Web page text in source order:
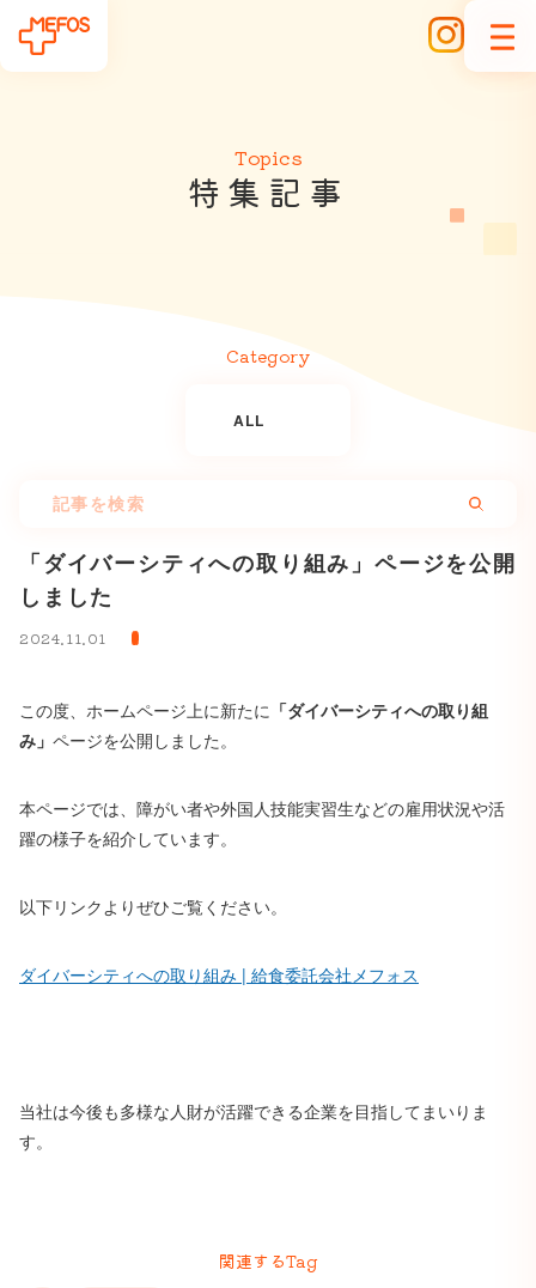
Topics
特 集 記 事
Category
ALL
「ダイバーシティへの取り組み」ページを公開
しました
2024.11.01
この度、ホームページ上に新たに 「ダイバーシティへの取り組
み」 ページを公開しました。
本ページでは、障がい者や外国人技能実習生などの雇用状況や活
躍の様子を紹介しています。
以下リンクよりぜひご覧ください。
ダイバーシティへの取り組み | 給食委託会社メフォス
当社は今後も多様な人財が活躍できる企業を目指してまいりま
す。
関連するTag